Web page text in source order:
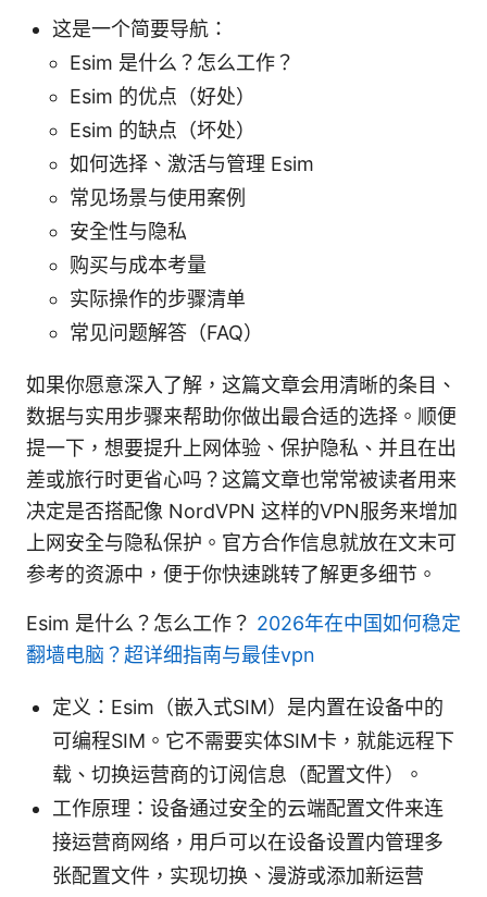
这是一个简要导航：
Esim 是什么？怎么工作？
Esim 的优点（好处）
Esim 的缺点（坏处）
如何选择、激活与管理 Esim
常见场景与使用案例
安全性与隐私
购买与成本考量
实际操作的步骤清单
常见问题解答（FAQ）
如果你愿意深入了解，这篇文章会用清晰的条目、
数据与实用步骤来帮助你做出最合适的选择。顺便
提一下，想要提升上网体验、保护隐私、并且在出
差或旅行时更省心吗？这篇文章也常常被读者用来
决定是否搭配像 NordVPN 这样的VPN服务来增加
上网安全与隐私保护。官方合作信息就放在文末可
参考的资源中，便于你快速跳转了解更多细节。
Esim 是什么？怎么工作？ 2026年在中国如何稳定
翻墙电脑？超详细指南与最佳vpn
定义：Esim（嵌入式SIM）是内置在设备中的
可编程SIM。它不需要实体SIM卡，就能远程下
载、切换运营商的订阅信息（配置文件）。
工作原理：设备通过安全的云端配置文件来连
接运营商网络，用户可以在设备设置内管理多
张配置文件，实现切换、漫游或添加新运营